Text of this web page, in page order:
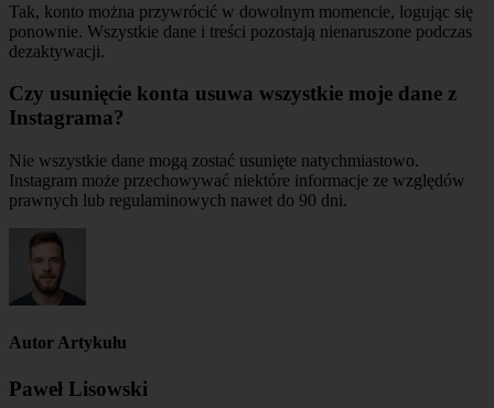
Tak, konto można przywrócić w dowolnym momencie, logując się
ponownie. Wszystkie dane i treści pozostają nienaruszone podczas
dezaktywacji.
Czy usunięcie konta usuwa wszystkie moje dane z
Instagrama?
Nie wszystkie dane mogą zostać usunięte natychmiastowo.
Instagram może przechowywać niektóre informacje ze względów
prawnych lub regulaminowych nawet do 90 dni.
Autor Artykułu
Paweł Lisowski